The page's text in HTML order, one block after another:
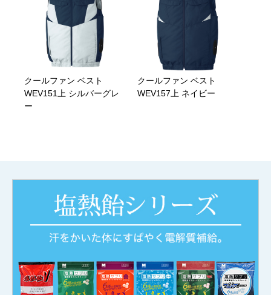
クールファン ベスト
WEV151上 シルバーグレ
ー
クールファン ベスト
WEV157上 ネイビー